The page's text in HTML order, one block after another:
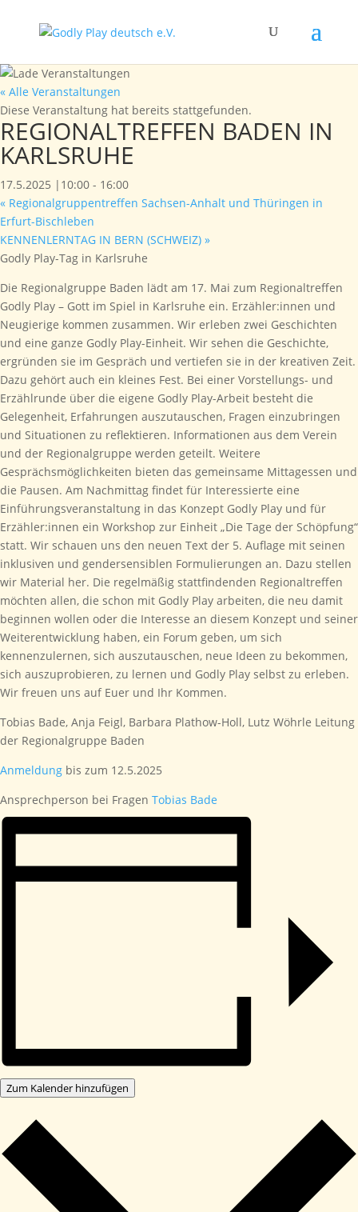
« Alle Veranstaltungen
Diese Veranstaltung hat bereits stattgefunden.
REGIONALTREFFEN BADEN IN
KARLSRUHE
17.5.2025 |10:00 - 16:00
« Regionalgruppentreffen Sachsen-Anhalt und Thüringen in
Erfurt-Bischleben
KENNENLERNTAG IN BERN (SCHWEIZ) »
Godly Play-Tag in Karlsruhe
Die Regionalgruppe Baden lädt am 17. Mai zum Regionaltreffen
Godly Play – Gott im Spiel in Karlsruhe ein. Erzähler:innen und
Neugierige kommen zusammen. Wir erleben zwei Geschichten
und eine ganze Godly Play-Einheit. Wir sehen die Geschichte,
ergründen sie im Gespräch und vertiefen sie in der kreativen Zeit.
Dazu gehört auch ein kleines Fest. Bei einer Vorstellungs- und
Erzählrunde über die eigene Godly Play-Arbeit besteht die
Gelegenheit, Erfahrungen auszutauschen, Fragen einzubringen
und Situationen zu reflektieren. Informationen aus dem Verein
und der Regionalgruppe werden geteilt. Weitere
Gesprächsmöglichkeiten bieten das gemeinsame Mittagessen und
die Pausen. Am Nachmittag findet für Interessierte eine
Einführungsveranstaltung in das Konzept Godly Play und für
Erzähler:innen ein Workshop zur Einheit „Die Tage der Schöpfung“
statt. Wir schauen uns den neuen Text der 5. Auflage mit seinen
inklusiven und gendersensiblen Formulierungen an. Dazu stellen
wir Material her. Die regelmäßig stattfindenden Regionaltreffen
möchten allen, die schon mit Godly Play arbeiten, die neu damit
beginnen wollen oder die Interesse an diesem Konzept und seiner
Weiterentwicklung haben, ein Forum geben, um sich
kennenzulernen, sich auszutauschen, neue Ideen zu bekommen,
sich auszuprobieren, zu lernen und Godly Play selbst zu erleben.
Wir freuen uns auf Euer und Ihr Kommen.
Tobias Bade, Anja Feigl, Barbara Plathow-Holl, Lutz Wöhrle Leitung
der Regionalgruppe Baden
Anmeldung bis zum 12.5.2025
Ansprechperson bei Fragen Tobias Bade
Zum Kalender hinzufügen